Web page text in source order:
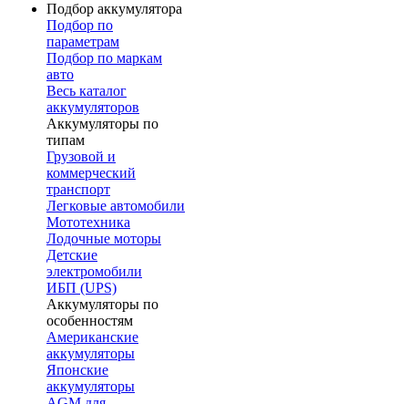
Подбор аккумулятора
Подбор по
параметрам
Подбор по маркам
авто
Весь каталог
аккумуляторов
Аккумуляторы по
типам
Грузовой и
коммерческий
транспорт
Легковые автомобили
Мототехника
Лодочные моторы
Детские
электромобили
ИБП (UPS)
Аккумуляторы по
особенностям
Американские
аккумуляторы
Японские
аккумуляторы